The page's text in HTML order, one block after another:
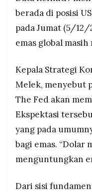
berada di posisi
pada Jumat (5/12/
emas global masih
Kepala Strategi
Melek, menyebut
The Fed akan
Ekspektasi
yang pada
bagi emas. “Dolar
menguntungkan
Dari sisi